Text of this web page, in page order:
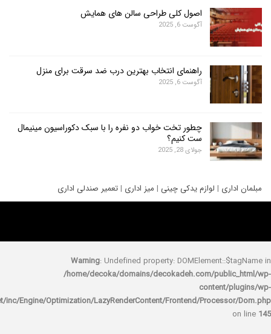
اصول کلی طراحی سالن های همایش
آگوست 6, 2025
راهنمای انتخاب بهترین درب ضد سرقت برای منزل
آگوست 6, 2025
چطور تخت خواب دو نفره را با سبک دکوراسیون مینیمال
ست کنیم؟
جولای 28, 2025
|لوازم یدکی چینی|میز اداری| تعمیر صندلی اداری
Warning: Undefined property:
/home/decoka/domains/decokadeh.com/
rocket/inc/Engine/Optimization/LazyRenderContent/Frontend/